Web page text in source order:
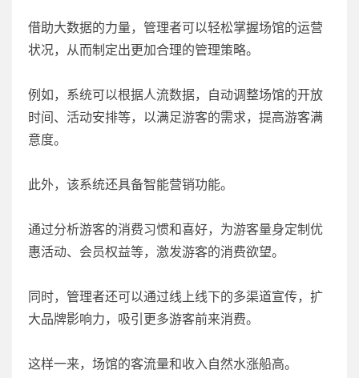
借助大数据的力量，管理者可以轻松掌握场馆的运营
状况，从而制定出更加合理的管理策略。
例如，系统可以根据人流数据，自动调整场馆的开放
时间、活动安排等，以满足游客的需求，提高游客满
意度。
此外，该系统还具备智能营销功能。
通过分析游客的消费习惯和喜好，为游客量身定制优
惠活动、会员权益等，激发游客的消费欲望。
同时，管理者还可以通过线上线下的多渠道宣传，扩
大品牌影响力，吸引更多游客前来消费。
这样一来，场馆的客流量和收入自然水涨船高。